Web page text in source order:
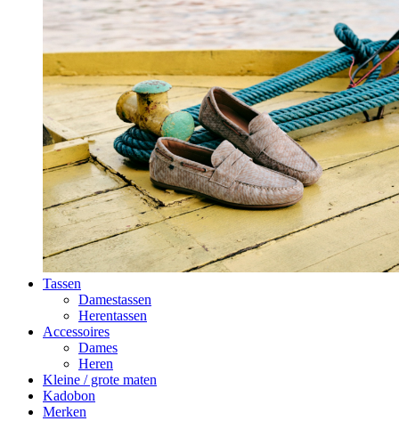
Tassen
Damestassen
Herentassen
Accessoires
Dames
Heren
Kleine / grote maten
Kadobon
Merken